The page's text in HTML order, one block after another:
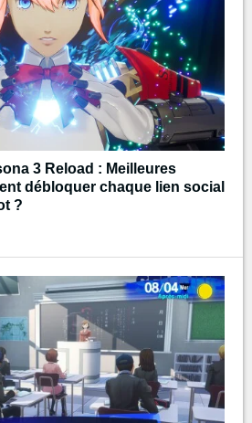
3 Reload : Meilleures
débloquer chaque lien social
?